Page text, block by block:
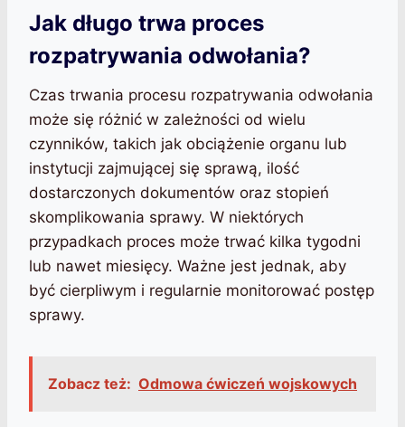
Jak długo trwa proces
rozpatrywania odwołania?
Czas trwania procesu rozpatrywania odwołania
może się różnić w zależności od wielu
czynników, takich jak obciążenie organu lub
instytucji zajmującej się sprawą, ilość
dostarczonych dokumentów oraz stopień
skomplikowania sprawy. W niektórych
przypadkach proces może trwać kilka tygodni
lub nawet miesięcy. Ważne jest jednak, aby
być cierpliwym i regularnie monitorować postęp
sprawy.
Zobacz też: Odmowa ćwiczeń wojskowych